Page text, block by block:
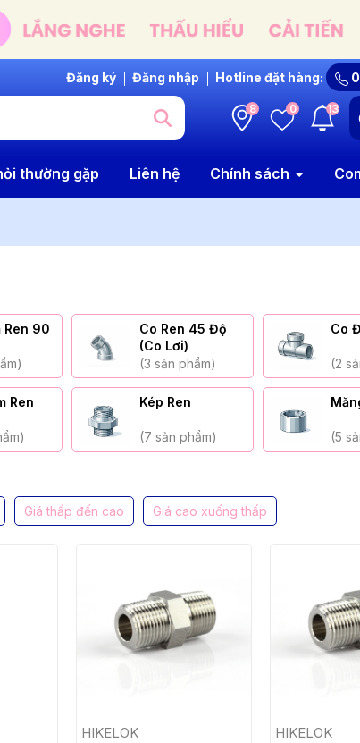
Đăng ký Đăng nhập Hotline đặt hàng:
8 0 13
thường gặp Liên hệ Chính sách
Ren 90
Co Ren 45 Độ
(Co Lơi)
(3 sản phẩm)
Co
(2
Ren Kép Ren
(7 sản phẩm) (5
Giá thấp đến cao Giá cao xuống thấp
HIKELOK HIKELOK